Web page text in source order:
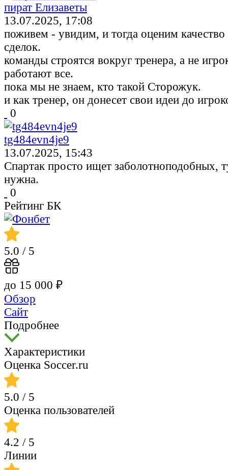
пират Елизаветы
13.07.2025, 17:08
поживем - увидим, и тогда оценим
сделок.
команды строятся вокруг тренера, а не
работают все.
пока мы не знаем, кто такой Сторожук.
и как тренер, он донесет свои идеи до
0
tg484evn4je9
13.07.2025, 15:43
Спартак просто ищет заболотноподобных,
нужна.
0
Рейтинг БК
5.0 / 5
до 15 000 ₽
Обзор
Сайт
Подробнее
Характеристики
Оценка Soccer.ru
5.0 / 5
Оценка пользователей
4.2 / 5
Линии